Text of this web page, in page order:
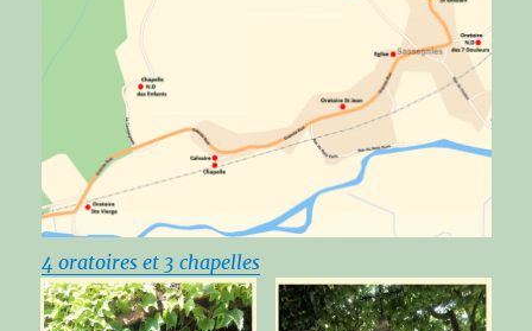
4 oratoires et 3 chapelles